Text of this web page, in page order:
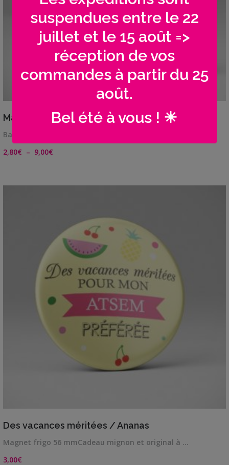
Magnet cadeau Maîtresse | Super collègue
Badge, magnet, décapsuleur ou miroir, petits cadea…
2,80€ – 9,00€
Des vacances méritées / Ananas
Magnet frigo 56 mmCadeau mignon et original à …
3,00€
suspendues entre le 22
juillet et le 15 août =>
réception de vos
commandes à partir du 25
août.
Bel été à vous ! ☀